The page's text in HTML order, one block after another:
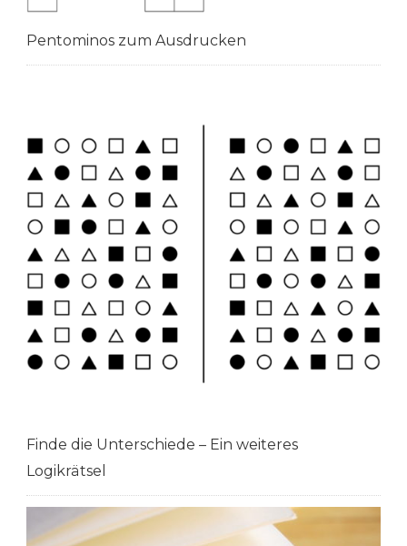
Pentominos zum Ausdrucken
Finde die Unterschiede – Ein weiteres
Logikrätsel